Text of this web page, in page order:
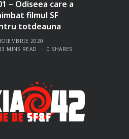
– Odiseea care a
filmul SF
totdeauna
2020
MINS READ
0 SHARES